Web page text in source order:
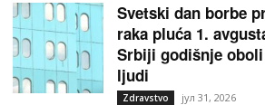
Svetski dan borbe
raka pluća 1.
Srbiji godišnje oboli
ljudi
Zdravstvo јул 31, 2026